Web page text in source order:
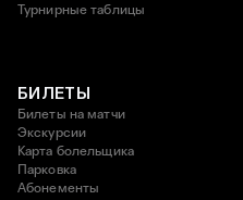
Турнирные таблицы
БИЛЕТЫ
Билеты на матчи
Экскурсии
Карта болельщика
Парковка
Абонементы